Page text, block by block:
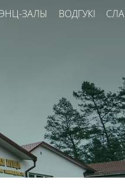
ЗАЛЫ ВОДГУКІ